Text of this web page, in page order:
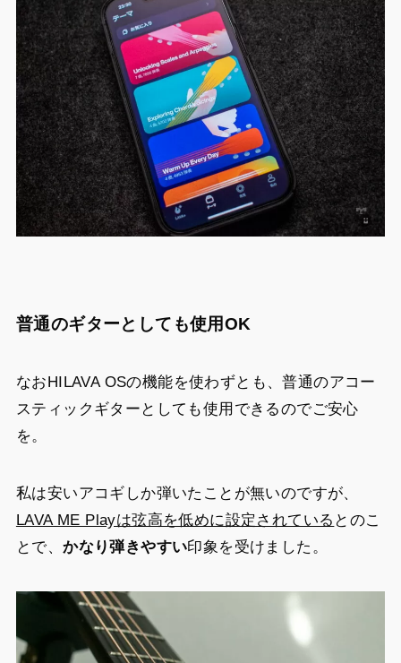
普通のギターとしても使用OK
なおHILAVA OSの機能を使わずとも、普通のアコー
スティックギターとしても使用できるのでご安心
を。
私は安いアコギしか弾いたことが無いのですが、
LAVA ME Playは弦高を低めに設定されている とのこ
とで、かなり弾きやすい印象を受けました。